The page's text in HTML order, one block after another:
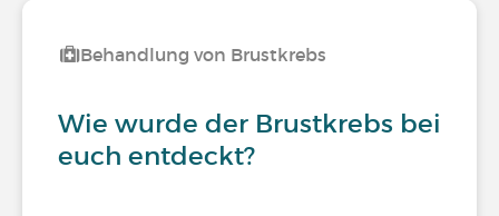
Behandlung von Brustkrebs
Wie wurde der Brustkrebs bei
euch entdeckt?